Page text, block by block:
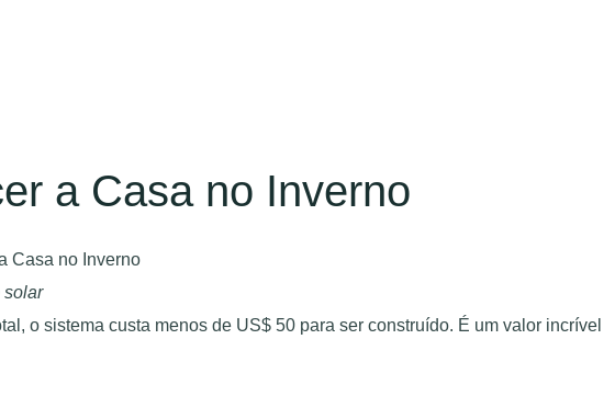
a Casa no Inverno
solar
o sistema custa menos de US$ 50 para ser construído. É um valor incrível